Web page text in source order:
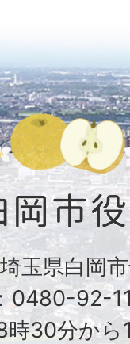
玉県白岡
0480-92-
時30分から